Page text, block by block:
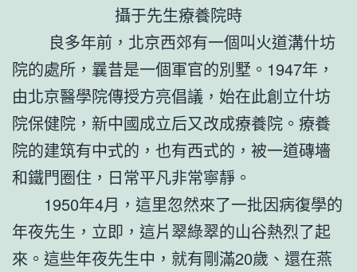
攝于先生療養院時
良多年前，北京西郊有一個叫火道溝什坊
院的處所，曩昔是一個軍官的別墅。1947年，
由北京醫學院傳授方亮倡議，始在此創立什坊
院保健院，新中國成立后又改成療養院。療養
院的建筑有中式的，也有西式的，被一道磚墻
和鐵門圈住，日常平凡非常寧靜。
1950年4月，這里忽然來了一批因病復學的
年夜先生，立即，這片翠綠翠的山谷熱烈了起
來。這些年夜先生中，就有剛滿20歲、還在燕